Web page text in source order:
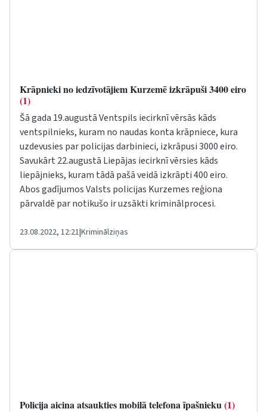
Krāpnieki no iedzīvotājiem Kurzemē izkrāpuši 3400 eiro
(1)
Šā gada 19.augustā Ventspils iecirknī vērsās kāds
ventspilnieks, kuram no naudas konta krāpniece, kura
uzdevusies par policijas darbinieci, izkrāpusi 3000 eiro.
Savukārt 22.augustā Liepājas iecirknī vērsies kāds
liepājnieks, kuram tādā pašā veidā izkrāpti 400 eiro.
Abos gadījumos Valsts policijas Kurzemes reģiona
pārvaldē par notikušo ir uzsākti kriminālprocesi.
23.08.2022, 12:21|Kriminālziņas
Policija aicina atsaukties mobilā telefona īpašnieku(1)